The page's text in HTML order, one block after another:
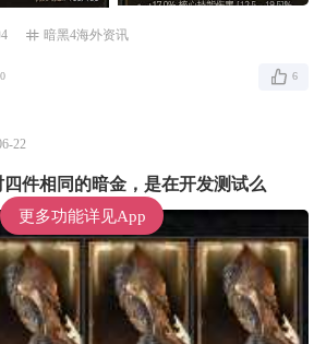
暗黑4海外资讯
0 6
22
四件相同的暗金，是在开发测试么
更多功能详见App